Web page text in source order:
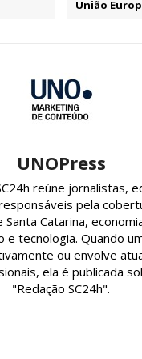
União
UNOPress
reúne jornalistas,
pela
Catarina,
e tecnologia. Quando
ou envolve
ela é publicada
"Redação SC24h".